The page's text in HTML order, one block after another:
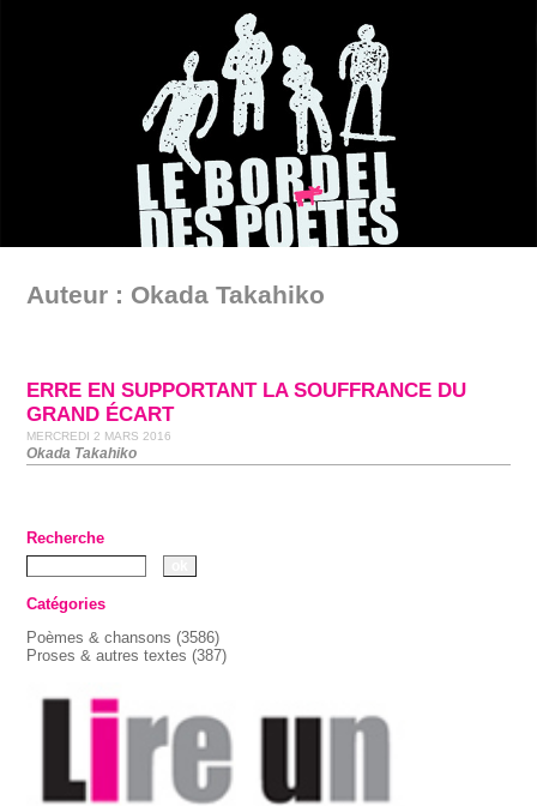
Auteur : Okada Takahiko
ERRE EN SUPPORTANT LA SOUFFRANCE DU
GRAND ÉCART
MERCREDI 2 MARS 2016
Okada Takahiko
Recherche
Catégories
Poèmes & chansons (3586)
Proses & autres textes (387)